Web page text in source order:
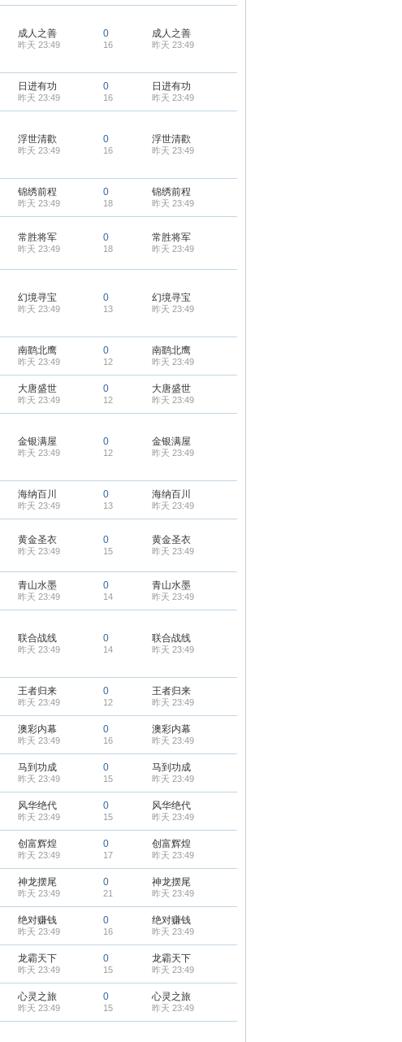
成人之善
昨天 23:49
0
16
成人之善
昨天 23:49
日进有功
昨天 23:49
0
16
日进有功
昨天 23:49
浮世清歡
昨天 23:49
0
16
浮世清歡
昨天 23:49
锦绣前程
昨天 23:49
0
18
锦绣前程
昨天 23:49
常胜将军
昨天 23:49
0
18
常胜将军
昨天 23:49
幻境寻宝
昨天 23:49
0
13
幻境寻宝
昨天 23:49
南鹞北鹰
昨天 23:49
0
12
南鹞北鹰
昨天 23:49
大唐盛世
昨天 23:49
0
12
大唐盛世
昨天 23:49
金银满屋
昨天 23:49
0
12
金银满屋
昨天 23:49
海纳百川
昨天 23:49
0
13
海纳百川
昨天 23:49
黄金圣衣
昨天 23:49
0
15
黄金圣衣
昨天 23:49
青山水墨
昨天 23:49
0
14
青山水墨
昨天 23:49
联合战线
昨天 23:49
0
14
联合战线
昨天 23:49
王者归来
昨天 23:49
0
12
王者归来
昨天 23:49
澳彩内幕
昨天 23:49
0
16
澳彩内幕
昨天 23:49
马到功成
昨天 23:49
0
15
马到功成
昨天 23:49
风华绝代
昨天 23:49
0
15
风华绝代
昨天 23:49
创富辉煌
昨天 23:49
0
17
创富辉煌
昨天 23:49
神龙摆尾
昨天 23:49
0
21
神龙摆尾
昨天 23:49
绝对赚钱
昨天 23:49
0
16
绝对赚钱
昨天 23:49
龙霸天下
昨天 23:49
0
15
龙霸天下
昨天 23:49
心灵之旅
昨天 23:49
0
15
心灵之旅
昨天 23:49